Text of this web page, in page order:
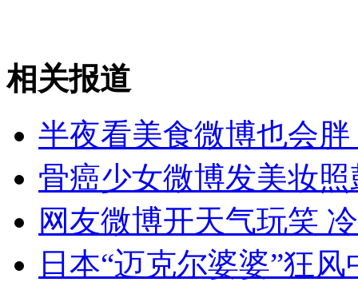
相关报道
半夜看美食微博也会胖
骨癌少女微博发美妆
网友微博开天气玩笑
日本“迈克尔婆婆”狂